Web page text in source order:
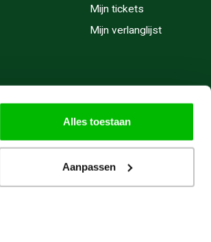
Alles toestaan
Aanpassen
Mijn tickets
Mijn verlanglijst